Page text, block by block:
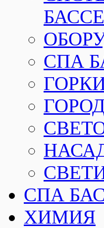
СПА
СПА
ХИМИЯ